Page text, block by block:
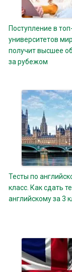
Поступление в
университетов
получит высшее
за рубежом
Тесты по
класс. Как сдать
английскому за 3